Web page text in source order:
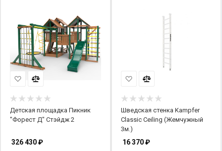
Детская площадка Пикник
"Форест Д" Стэйдж 2
326 430₽
Шведская стенка Kampfer
Classic Ceiling (Жемчужный
3м.)
16 370₽